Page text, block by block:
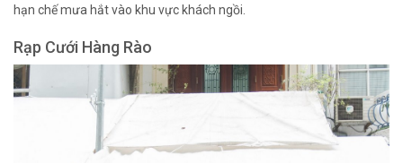
hạn chế mưa hắt vào khu vực khách ngồi.
Rạp Cưới Hàng Rào